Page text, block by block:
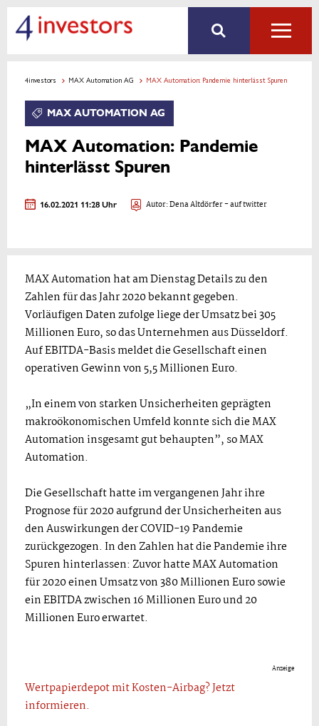
4investors MAX Automation AG MAX Automation: Pandemie hinterlässt Spuren
MAX AUTOMATION AG
MAX Automation: Pandemie
hinterlässt Spuren
16.02.2021 11:28 Uhr Autor:Dena Altdörfer- auf twitter
MAX Automation hat am Dienstag Details zu den
Zahlen für das Jahr 2020 bekannt gegeben.
Vorläufigen Daten zufolge liege der Umsatz bei 305
Millionen Euro, so das Unternehmen aus Düsseldorf.
Auf EBITDA-Basis meldet die Gesellschaft einen
operativen Gewinn von 5,5 Millionen Euro.
„In einem von starken Unsicherheiten geprägten
makroökonomischen Umfeld konnte sich die MAX
Automation insgesamt gut behaupten”, so MAX
Automation.
Die Gesellschaft hatte im vergangenen Jahr ihre
Prognose für 2020 aufgrund der Unsicherheiten aus
den Auswirkungen der COVID-19 Pandemie
zurückgezogen. In den Zahlen hat die Pandemie ihre
Spuren hinterlassen: Zuvor hatte MAX Automation
für 2020 einen Umsatz von 380 Millionen Euro sowie
ein EBITDA zwischen 16 Millionen Euro und 20
Millionen Euro erwartet.
Anzeige
Wertpapierdepot mit Kosten-Airbag? Jetzt
informieren.